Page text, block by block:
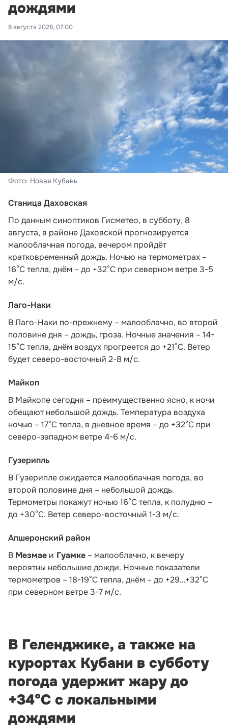
дождями
8 августа 2026, 07:00
Фото: Новая Кубань
Станица Даховская
По данным синоптиков Гисметео, в субботу, 8
августа, в районе Даховской прогнозируется
малооблачная погода, вечером пройдёт
кратковременный дождь. Ночью на термометрах –
16°C тепла, днём – до +32°C при северном ветре 3-5
м/с.
Лаго-Наки
В Лаго-Наки по-прежнему – малооблачно, во второй
половине дня – дождь, гроза. Ночные значения – 14-
15°С тепла, днём воздух прогреется до +21°С. Ветер
будет северо-восточный 2-8 м/с.
Майкоп
В Майкопе сегодня – преимущественно ясно, к ночи
обещают небольшой дождь. Температура воздуха
ночью – 17°С тепла, в дневное время – до +32°С при
северо-западном ветре 4-6 м/с.
Гузерипль
В Гузерипле ожидается малооблачная погода, во
второй половине дня – небольшой дождь.
Термометры покажут ночью 16°С тепла, к полудню –
до +30°С. Ветер северо-восточный 1-3 м/с.
Апшеронский район
В Мезмае и Гуамке – малооблачно, к вечеру
вероятны небольшие дожди. Ночные показатели
термометров – 18-19°С тепла, днём – до +29…+32°С
при северном ветре 3-7 м/с.
В Геленджике, а также на
курортах Кубани в субботу
погода удержит жару до
+34°С с локальными
дождями